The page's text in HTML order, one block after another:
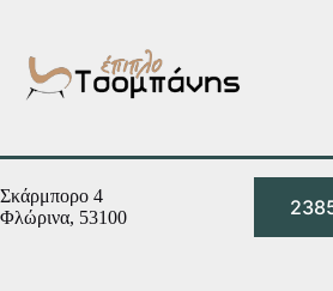
περιεχόμενο
Σκάρμπορο 4
Φλώρινα, 53100